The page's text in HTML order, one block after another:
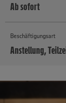
Ab sofort
Beschäftigungsart
Anstellung,